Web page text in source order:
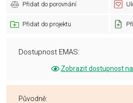
Přidat do porovnání
Přidat do projektu
Dostupnost EMAS:
Zobrazit dostupnost
Původně: